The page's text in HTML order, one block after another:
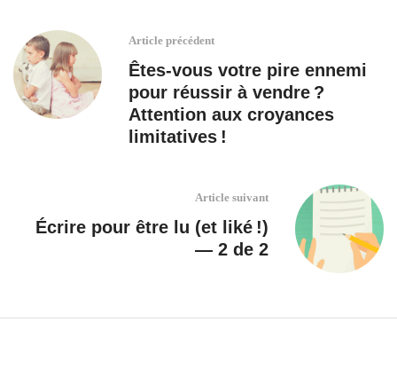
Article précédent
Êtes-vous votre pire ennemi
pour réussir à vendre ?
Attention aux croyances
limitatives !
Article suivant
Écrire pour être lu (et liké !)
— 2 de 2